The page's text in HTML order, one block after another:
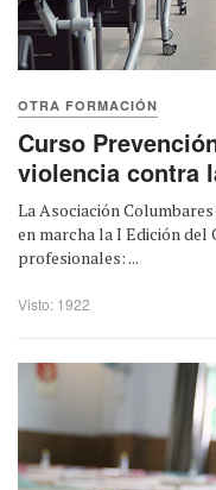
OTRA FORMACIÓN
Curso
violencia contra
La Asociación
en marcha la I Edición
profesionales: ...
Visto: 1922